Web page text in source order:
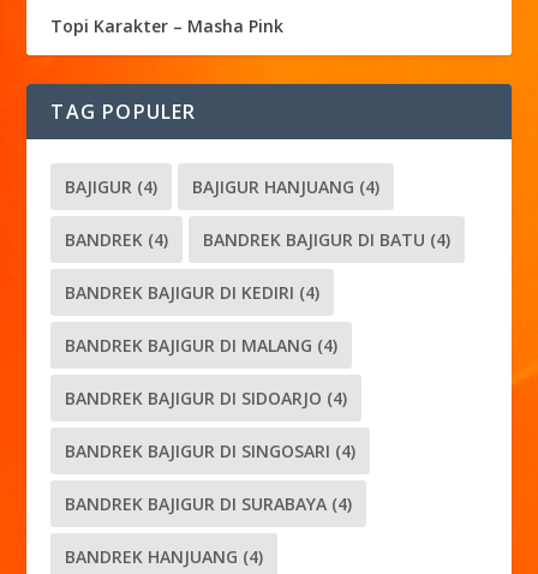
Topi Karakter – Masha Pink
TAG POPULER
BAJIGUR (4) BAJIGUR HANJUANG (4)
BANDREK (4) BANDREK BAJIGUR DI BATU (4)
BANDREK BAJIGUR DI KEDIRI (4)
BANDREK BAJIGUR DI MALANG (4)
BANDREK BAJIGUR DI SIDOARJO (4)
BANDREK BAJIGUR DI SINGOSARI (4)
BANDREK BAJIGUR DI SURABAYA (4)
BANDREK HANJUANG (4)